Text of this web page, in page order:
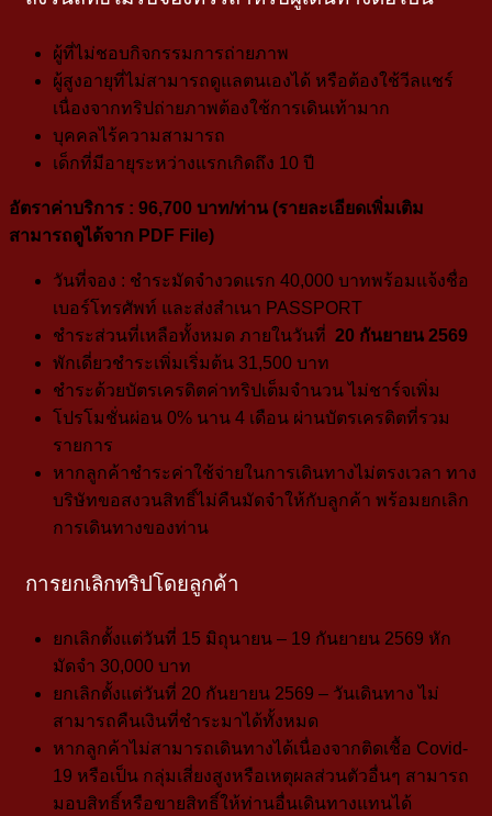
ผู้ที่ไม่ชอบกิจกรรมการถ่ายภาพ
ผู้สูงอายุที่ไม่สามารถดูแลตนเองได้ หรือต้องใช้วีลแชร์
เนื่องจากทริปถ่ายภาพต้องใช้การเดินเท้ามาก
บุคคลไร้ความสามารถ
เด็กที่มีอายุระหว่างแรกเกิดถึง 10 ปี
อัตราค่าบริการ : 96,700 บาท/ท่าน (รายละเอียดเพิ่มเติม
สามารถดูได้จาก PDF File)
วันที่จอง : ชำระมัดจำงวดแรก 40,000 บาทพร้อมแจ้งชื่อ
เบอร์โทรศัพท์ และส่งสำเนา PASSPORT
ชำระส่วนที่เหลือทั้งหมด ภายในวันที่ 20 กันยายน 2569
พักเดี่ยวชำระเพิ่มเริ่มต้น 31,500 บาท
ชำระด้วยบัตรเครดิตค่าทริปเต็มจำนวน ไม่ชาร์จเพิ่ม
โปรโมชั่นผ่อน 0% นาน 4 เดือน ผ่านบัตรเครดิตที่รวม
รายการ
หากลูกค้าชำระค่าใช้จ่ายในการเดินทางไม่ตรงเวลา ทาง
บริษัทขอสงวนสิทธิ์ไม่คืนมัดจำให้กับลูกค้า พร้อมยกเลิก
การเดินทางของท่าน
การยกเลิกทริปโดยลูกค้า
ยกเลิกตั้งแต่วันที่ 15 มิถุนายน – 19 กันยายน 2569 หัก
มัดจำ 30,000 บาท
ยกเลิกตั้งแต่วันที่ 20 กันยายน 2569 – วันเดินทาง ไม่
สามารถคืนเงินที่ชำระมาได้ทั้งหมด
หากลูกค้าไม่สามารถเดินทางได้เนื่องจากติดเชื้อ Covid-
19 หรือเป็น กลุ่มเสี่ยงสูงหรือเหตุผลส่วนตัวอื่นๆ สามารถ
มอบสิทธิ์หรือขายสิทธิ์ให้ท่านอื่นเดินทางแทนได้